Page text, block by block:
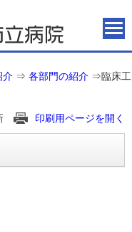
介⇒ 各部門の紹介⇒臨床工
印刷用ページを開く